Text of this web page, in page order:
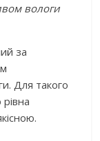
вологи
за
Для такого